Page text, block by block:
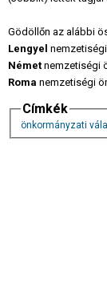
Gödöllőn az alábbi
Lengyel
Német nemzetiségi
Roma nemzetiségi
Címkék
önkormányzati